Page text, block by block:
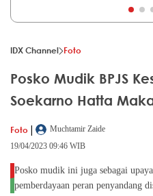
IDX Channel Foto
Posko Mudik BPJS
Soekarno Hatta
Foto |
Muchtamir Zaide
19/04/2023 09:46 WIB
Posko mudik ini juga sebagai
pemberdayaan peran penyandang